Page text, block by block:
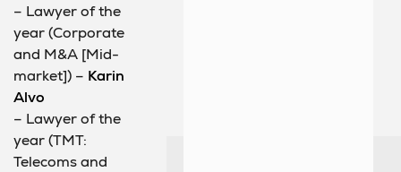
– Lawyer of the
year (Corporate
and M&A [Mid-
market]) – Karin
Alvo
– Lawyer of the
year (TMT:
Telecoms and